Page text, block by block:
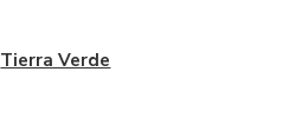
Tierra Verde